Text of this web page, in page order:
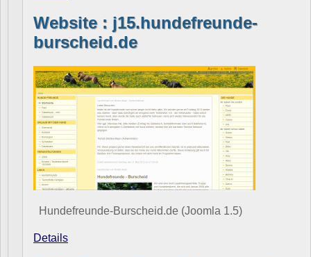
Website : j15.hundefreunde-
burscheid.de
Hundefreunde-Burscheid.de (Joomla 1.5)
Details